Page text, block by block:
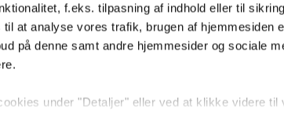
f.eks. tilpasning af indhold eller til
at analyse vores trafik, brugen af hjemmesiden
på denne samt andre hjemmesider og sociale
under "Detaljer" eller ved at klikke videre til